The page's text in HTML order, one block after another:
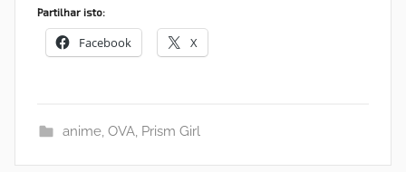
Partilhar isto:
Facebook X
anime, OVA, Prism Girl